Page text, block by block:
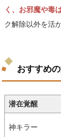
く、お邪魔や毒
ク解除以外を活
おすすめ
潜在覚醒
神キラー